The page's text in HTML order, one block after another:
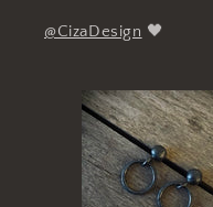
@CizaDesign 🖤